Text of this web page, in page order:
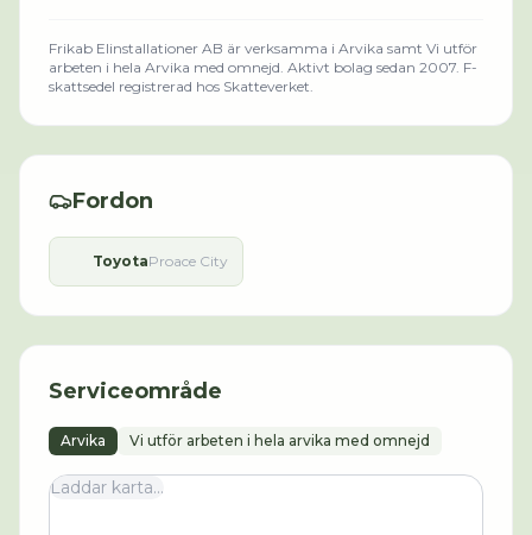
Frikab Elinstallationer AB är verksamma i Arvika samt Vi utför
arbeten i hela Arvika med omnejd. Aktivt bolag sedan 2007. F-
skattsedel registrerad hos Skatteverket.
Fordon
ToyotaProace City
Serviceområde
Arvika Vi utför arbeten i hela arvika med omnejd
Laddar karta...